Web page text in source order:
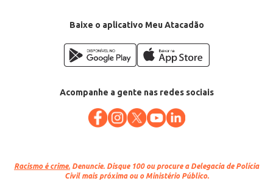
Baixe o aplicativo Meu Atacadão
Acompanhe a gente nas redes sociais
Racismo é crime. Denuncie. Disque 100 ou procure a Delegacia de Polícia
Civil mais próxima ou o Ministério Público.